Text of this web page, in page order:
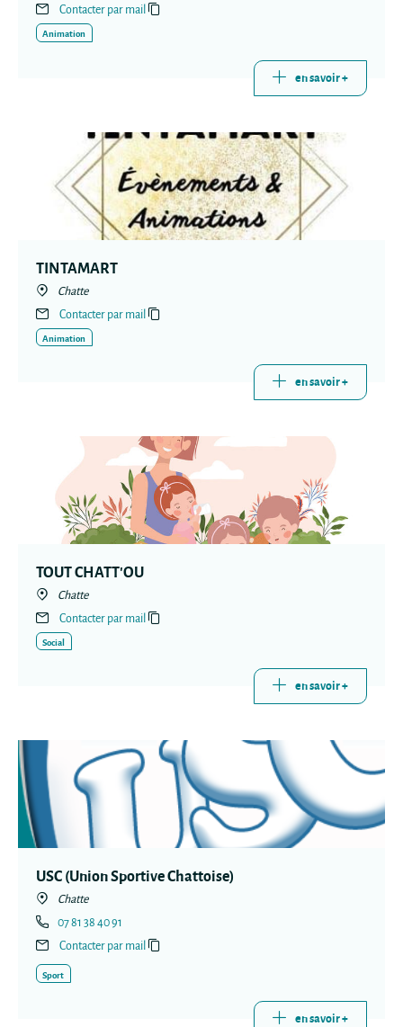
Contacter par mail
Animation
en savoir +
TINTAMART
Chatte
Contacter par mail
Animation
en savoir +
TOUT CHATT'OU
Chatte
Contacter par mail
Social
en savoir +
USC (Union Sportive Chattoise)
Chatte
07 81 38 40 91
Contacter par mail
Sport
en savoir +